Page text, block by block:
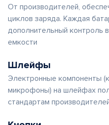
От производителей,
циклов заряда. Каждая
дополнительный контроль
емкости
Шлейфы
Электронные компоненты
микрофоны) на шлейфах
стандартам